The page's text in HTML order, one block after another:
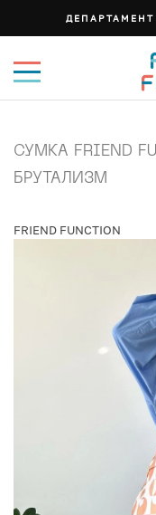
СУМКА FRIEND
БРУТАЛИЗМ
FRIEND FUNCTION